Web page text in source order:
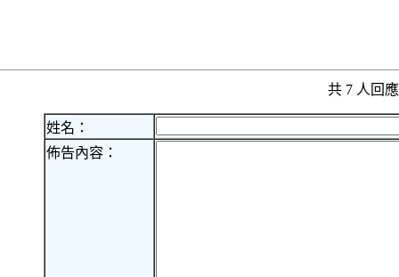
共 7 人回
姓名：
佈告內容：